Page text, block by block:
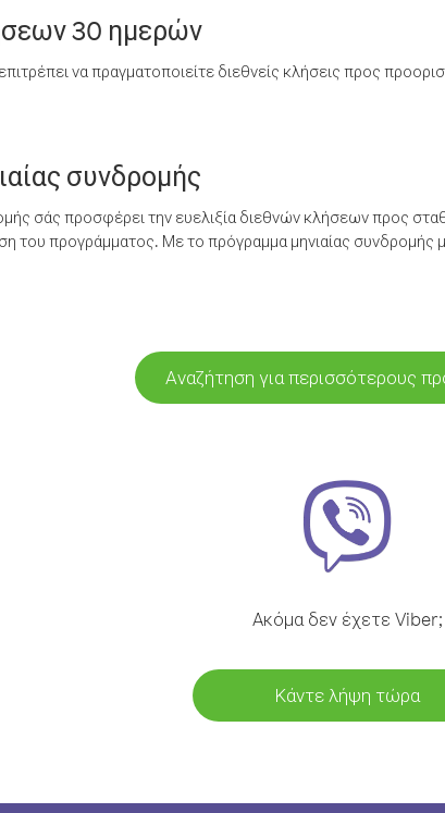
30 ημερών
να πραγματοποιείτε διεθνείς κλήσεις προς
συνδρομής
σάς προσφέρει την ευελιξία διεθνών κλήσεων προς
του προγράμματος. Με το πρόγραμμα μηνιαίας συνδρομής
Αναζήτηση για περισσότερους
Ακόμα δεν έχετε Viber;
Κάντε λήψη τώρα